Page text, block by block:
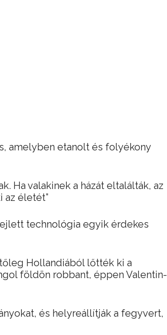
amelyben etanolt és folyékony
Ha valakinek a házát eltalálták, az
az életét”
technológia egyik érdekes
Hollandiából lőtték ki a
földön robbant, éppen Valentin-
és helyreállítják a fegyvert,